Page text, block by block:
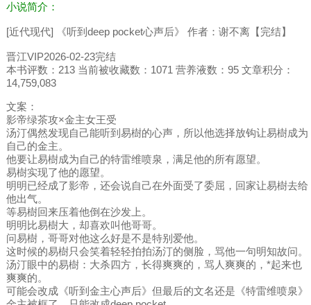
小说简介：
[近代现代] 《听到deep pocket心声后》 作者：谢不离【完结】
晋江VIP2026-02-23完结
本书评数：213 当前被收藏数：1071 营养液数：95 文章积分：
14,759,083
文案：
影帝绿茶攻×金主女王受
汤汀偶然发现自己能听到易樹的心声，所以他选择放钩让易樹成为
自己的金主。
他要让易樹成为自己的特雷维喷泉，满足他的所有愿望。
易樹实现了他的愿望。
明明已经成了影帝，还会说自己在外面受了委屈，回家让易樹去给
他出气。
等易樹回来压着他倒在沙发上。
明明比易樹大，却喜欢叫他哥哥。
问易樹，哥哥对他这么好是不是特别爱他。
这时候的易樹只会笑着轻轻拍拍汤汀的侧脸，骂他一句明知故问。
汤汀眼中的易樹：大杀四方，长得爽爽的，骂人爽爽的，*起来也
爽爽的。
可能会改成《听到金主心声后》但最后的文名还是《特雷维喷泉》